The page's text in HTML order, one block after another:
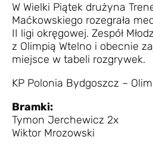
W Wielki Piątek drużyna
Maćkowskiego rozegrała
II ligi okręgowej. Zespół
z Olimpią Wtelno i obecnie
miejsce w tabeli rozgrywek.
KP Polonia Bydgoszcz –
Bramki:
Tymon Jerchewicz 2x
Wiktor Mrozowski